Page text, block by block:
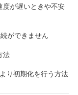
が遅いときや不安
ができません
法
り初期化を行う方法